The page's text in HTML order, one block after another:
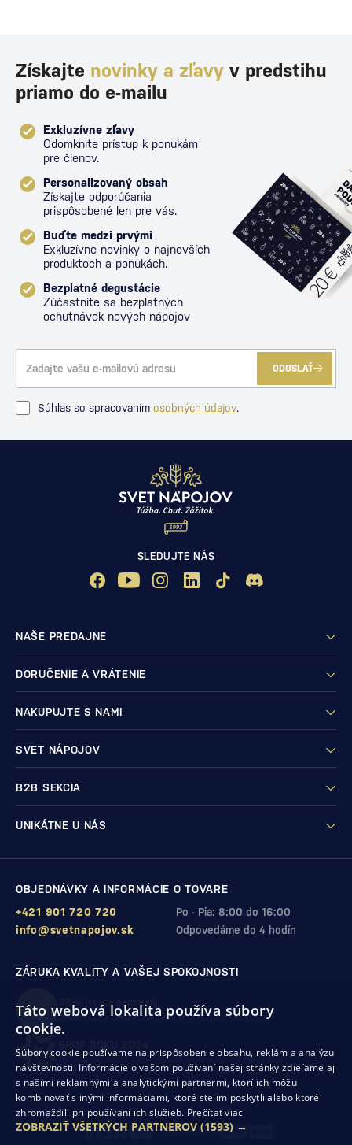
Získajte novinky a zľavy v predstihu
priamo do e-mailu
Exkluzívne zľavy
Odomknite prístup k ponukám
pre členov.
Personalizovaný obsah
Získajte odporúčania
prispôsobené len pre vás.
Buďte medzi prvými
Exkluzívne novinky o najnovších
produktoch a ponukách.
Bezplatné degustácie
Zúčastnite sa bezplatných
ochutnávok nových nápojov
ODOSLAŤ
Súhlas so spracovaním osobných údajov.
SLEDUJTE NÁS
NAŠE PREDAJNE
DORUČENIE A VRÁTENIE
NAKUPUJTE S NAMI
SVET NÁPOJOV
B2B SEKCIA
UNIKÁTNE U NÁS
OBJEDNÁVKY A INFORMÁCIE O TOVARE
Po - Pia: 8:00 do 16:00
+421 901 720 720
Odpovedáme do 4 hodín
info@svetnapojov.sk
ZÁRUKA KVALITY A VAŠEJ SPOKOJNOSTI
99% (11 978 RECENZIÍ)
zákazníkov odporúča nákup v našom obchode
10. rok po sebesme získali ocenenie od Heureka
Ochrana osobných údajovObchodné podmienky
Odstúpenie od zmluvy
Táto webová lokalita používa súbory
cookie.
Súbory cookie používame na prispôsobenie obsahu, reklám a analýzu
návštevnosti. Informácie o vašom používaní našej stránky zdieľame aj
s našimi reklamnými a analytickými partnermi, ktorí ich môžu
kombinovať s inými informáciami, ktoré ste im poskytli alebo ktoré
zhromaždili pri používaní ich služieb. Prečítať viac
ZOBRAZIŤ VŠETKÝCH PARTNEROV (1593) →